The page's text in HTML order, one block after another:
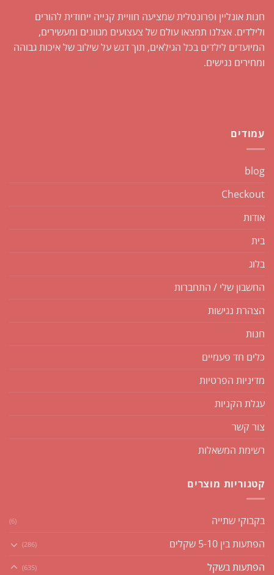
חנות אונליין ופרונטלית שמציעה חוויית קנייה ייחודית להורים
ולילדים. אצלנו תמצאו עולם של צעצועים מגוונים ומעשירים,
המיועדים לילדים בכל הגילאים, תוך דגש על שילוב של איכות גבוהה
ומחירים נגישים.
עמודים
blog
Checkout
אודות
בית
בלוג
החשבון שלי / התחברות
הצהרת נגישות
חנות
כלים חד פעמיים
מדיניות הפרטיות
עגלת הקניות
צור קשר
רשימת המשאלות
קטגוריות מוצרים
בקבוקי שתייה (6)
הפתעות בין 5-10 שקלים (286)
הפתעות בשקל (635)